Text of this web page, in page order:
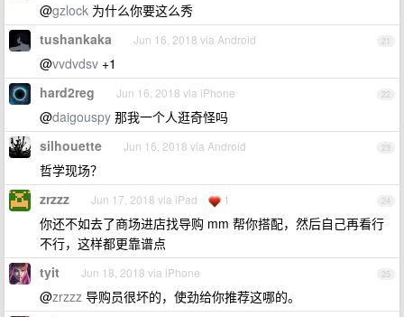
@gzlock 为什么你要这么秀
21
tushankaka Jun 16, 2018 via Android
@vvdvdsv +1
22
hard2reg Jun 16, 2018 via iPhone
@daigouspy 那我一个人逛奇怪吗
23
silhouette Jun 16, 2018 via Android
哲学现场？
24
zrzzz Jun 17, 2018 via iPad 1
你还不如去了商场进店找导购 mm 帮你搭配，然后自己再看行
不行，这样都更靠谱点
25
tyit Jun 18, 2018 via iPhone
@zrzzz 导购员很坏的，使劲给你推荐这哪的。